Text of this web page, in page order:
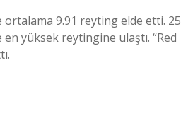
ortalama 9.91 reyting elde etti. 25
yüksek reytingine ulaştı. “Red